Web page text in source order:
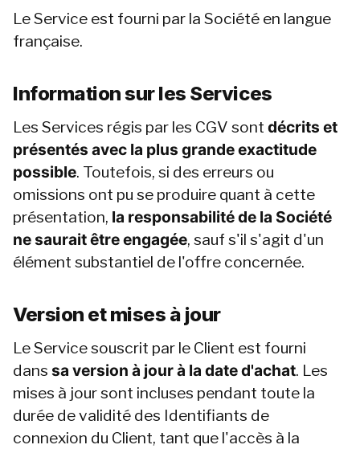
Le Service est fourni par la Société en langue
française.
Information sur les Services
Les Services régis par les CGV sont décrits et
présentés avec la plus grande exactitude
possible. Toutefois, si des erreurs ou
omissions ont pu se produire quant à cette
présentation, la responsabilité de la Société
ne saurait être engagée, sauf s'il s'agit d'un
élément substantiel de l'offre concernée.
Version et mises à jour
Le Service souscrit par le Client est fourni
dans sa version à jour à la date d'achat. Les
mises à jour sont incluses pendant toute la
durée de validité des Identifiants de
connexion du Client, tant que l'accès à la